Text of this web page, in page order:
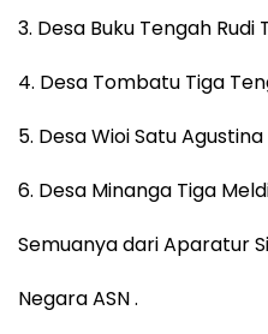
3. ⁠Desa Buku Tengah Rudi
4. ⁠Desa Tombatu Tiga
5. ⁠Desa Wioi Satu
6. ⁠Desa Minanga Tiga
Semuanya dari Aparatur
Negara ASN .